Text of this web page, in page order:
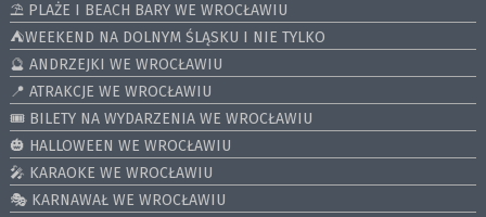
⛱️ PLAŻE I BEACH BARY WE WROCŁAWIU
⛺️WEEKEND NA DOLNYM ŚLĄSKU I NIE TYLKO
🔮 ANDRZEJKI WE WROCŁAWIU
📍 ATRAKCJE WE WROCŁAWIU
🎟️ BILETY NA WYDARZENIA WE WROCŁAWIU
🎃 HALLOWEEN WE WROCŁAWIU
🎤 KARAOKE WE WROCŁAWIU
🎭 KARNAWAŁ WE WROCŁAWIU